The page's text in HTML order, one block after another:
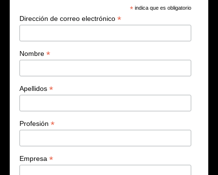
* indica que es obligatorio
Dirección de correo electrónico *
Nombre *
Apellidos *
Profesión *
Empresa *